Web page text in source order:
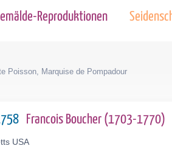
Reproduktionen
Poisson, Marquise de Pompadour
Francois Boucher (1703-1770)
USA